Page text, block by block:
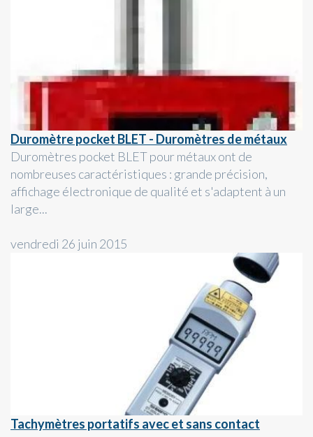
Duromètre pocket BLET - Duromètres de métaux
Duromètres pocket BLET pour métaux ont de
nombreuses caractéristiques : grande précision,
affichage électronique de qualité et s'adaptent à un
large...
vendredi 26 juin 2015
Tachymètres portatifs avec et sans contact